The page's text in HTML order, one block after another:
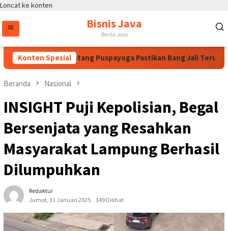
Loncat ke konten
Bisnis Java
Berita Java
Konten Spesial
Megawati, Bintang Puspayoga Pastikan Bang Jali Terus
Beranda Nasional
INSIGHT Puji Kepolisian, Begal
Bersenjata yang Resahkan
Masyarakat Lampung Berhasil
Dilumpuhkan
Redaktur
Jumat, 31 Januari 2025
349 Dilihat